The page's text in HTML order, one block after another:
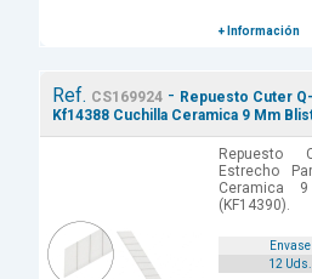
+ Información
Ref. CS169924- Repuesto Cuter
Kf14388 Cuchilla Ceramica 9 Mm
Repuesto
Estrecho
Ceramica
(KF14390).
Envase
12 Uds.